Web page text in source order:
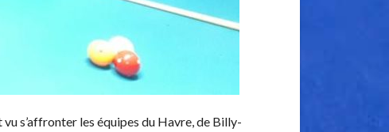
s’affronter les équipes du Havre, de Billy-